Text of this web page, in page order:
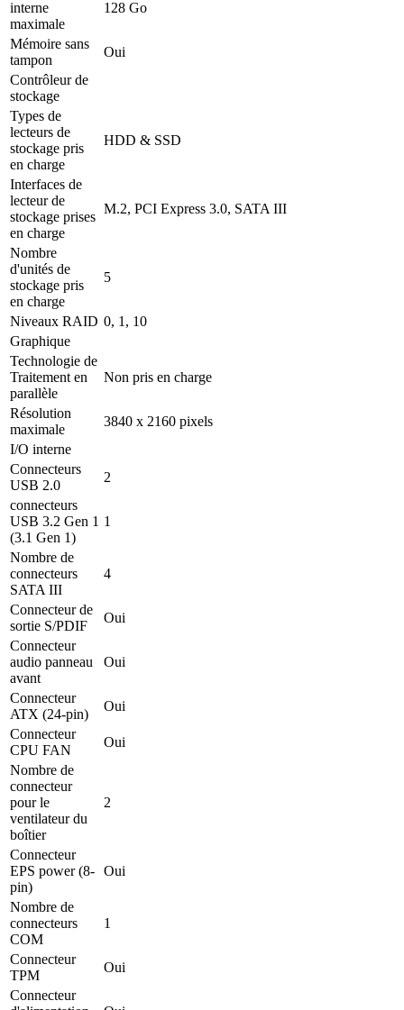
interne
maximale
128 Go
Mémoire sans
tampon
Oui
Contrôleur de
stockage
Types de
lecteurs de
stockage pris
en charge
HDD & SSD
Interfaces de
lecteur de
stockage prises
en charge
M.2, PCI Express 3.0, SATA III
Nombre
d'unités de
stockage pris
en charge
5
Niveaux RAID 0, 1, 10
Graphique
Technologie de
Traitement en
parallèle
Non pris en charge
Résolution
maximale
3840 x 2160 pixels
I/O interne
Connecteurs
USB 2.0
2
connecteurs
USB 3.2 Gen 1
(3.1 Gen 1)
1
Nombre de
connecteurs
SATA III
4
Connecteur de
sortie S/PDIF
Oui
Connecteur
audio panneau
avant
Oui
Connecteur
ATX (24-pin)
Oui
Connecteur
CPU FAN
Oui
Nombre de
connecteur
pour le
ventilateur du
boîtier
2
Connecteur
EPS power (8-
pin)
Oui
Nombre de
connecteurs
COM
1
Connecteur
TPM
Oui
Connecteur